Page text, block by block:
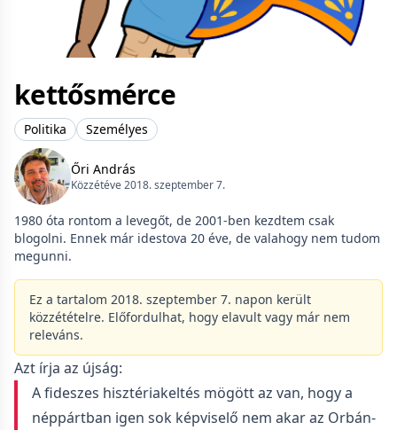
kettősmérce
Politika Személyes
Őri András
Közzétéve 2018. szeptember 7.
1980 óta rontom a levegőt, de 2001-ben kezdtem csak
blogolni. Ennek már idestova 20 éve, de valahogy nem tudom
megunni.
Ez a tartalom 2018. szeptember 7. napon került
közzétételre. Előfordulhat, hogy elavult vagy már nem
releváns.
Azt írja az újság:
A fideszes hisztériakeltés mögött az van, hogy a
néppártban igen sok képviselő nem akar az Orbán-